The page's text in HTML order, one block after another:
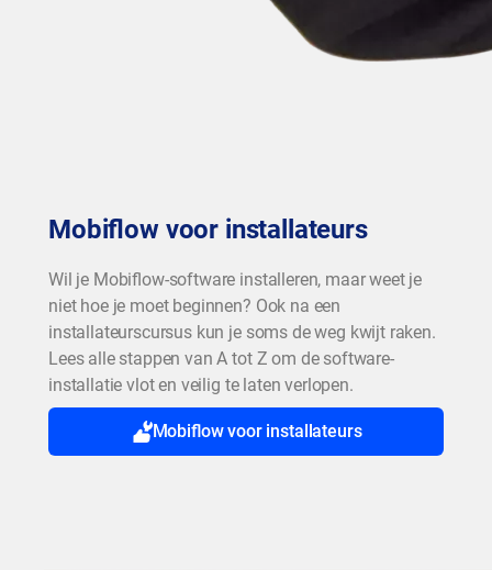
Mobiflow voor installateurs
Wil je Mobiflow-software installeren, maar weet je
niet hoe je moet beginnen? Ook na een
installateurscursus kun je soms de weg kwijt raken.
Lees alle stappen van A tot Z om de software-
installatie vlot en veilig te laten verlopen.
Mobiflow voor installateurs